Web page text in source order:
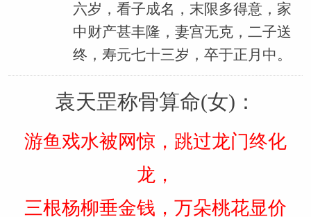
六岁，看子成名，末限多得意，家
中财产甚丰隆，妻宫无克，二子送
终，寿元七十三岁，卒于正月中。
袁天罡称骨算命(女)：
游鱼戏水被网惊，跳过龙门终化
龙，
三根杨柳垂金钱，万朵桃花显价